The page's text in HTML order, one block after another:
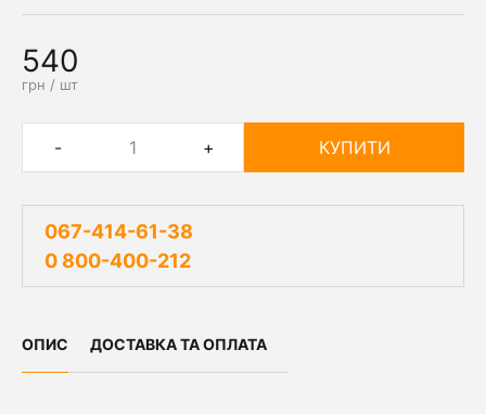
540
грн / шт
- + КУПИТИ
067-414-61-38
0 800-400-212
ОПИС ДОСТАВКА ТА ОПЛАТА